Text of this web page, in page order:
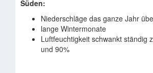
Süden:
Niederschläge das ganze Jahr
lange Wintermonate
Luftfeuchtigkeit schwankt ständig
und 90%